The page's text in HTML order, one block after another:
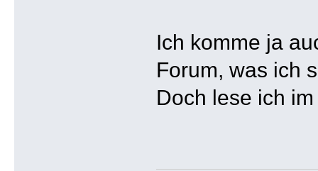
Ich komme ja
Forum, was ich
Doch lese ich